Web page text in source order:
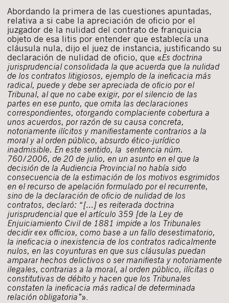
Abordando la primera de las cuestiones apuntadas,
relativa a si cabe la apreciación de oficio por el
juzgador de la nulidad del contrato de franquicia
objeto de esa litis por entender que establecía una
cláusula nula, dijo el juez de instancia, justificando su
declaración de nulidad de oficio, que «Es doctrina
jurisprudencial consolidada la que acuerda que la nulidad
de los contratos litigiosos, ejemplo de la ineficacia más
radical, puede y debe ser apreciada de oficio por el
Tribunal, al que no cabe exigir, por el silencio de las
partes en ese punto, que omita las declaraciones
correspondientes, otorgando complaciente cobertura a
unos acuerdos, por razón de su causa concreta,
notoriamente ilícitos y manifiestamente contrarios a la
moral y al orden público, absurdo ético-jurídico
inadmisible. En este sentido, la sentencia núm.
760/2006, de 20 de julio, en un asunto en el que la
decisión de la Audiencia Provincial no había sido
consecuencia de la estimación de los motivos esgrimidos
en el recurso de apelación formulado por el recurrente,
sino de la declaración de oficio de nulidad de los
contratos, declaró: “[…] es reiterada doctrina
jurisprudencial que el artículo 359 [de la Ley de
Enjuiciamiento Civil de 1881 impide a los Tribunales
decidir «ex officio», como base a un fallo desestimatorio,
la ineficacia o inexistencia de los contratos radicalmente
nulos, en las coyunturas en que sus cláusulas puedan
amparar hechos delictivos o ser manifiesta y notoriamente
ilegales, contrarias a la moral, al orden público, ilícitas o
constitutivas de débito y hacen que los Tribunales
constaten la ineficacia más radical de determinada
relación obligatoria”».